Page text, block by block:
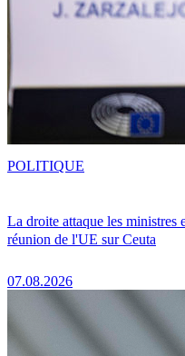
La droite attaque les ministres
réunion de l'UE sur Ceuta
07.08.2026
POLITIQUE